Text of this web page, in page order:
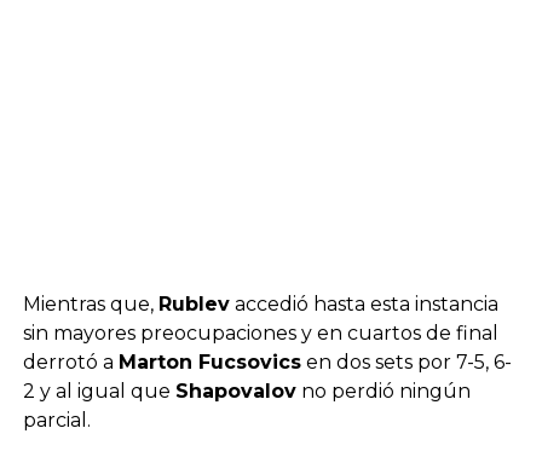
Mientras que, Rublevaccedió hasta esta instancia
sin mayores preocupaciones y en cuartos de final
derrotó a Marton Fucsovicsen dos sets por 7-5, 6-
2 y al igual que Shapovalovno perdió ningún
parcial.